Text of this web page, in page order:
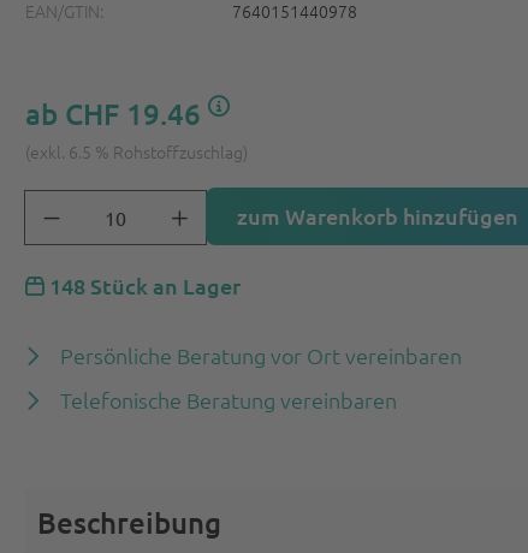
EAN/GTIN:
7640151440978
ab CHF 19.46
(exkl. 6.5 % Rohstoffzuschlag)
zum Warenkorb hinzufügen
148 Stück an Lager
Persönliche Beratung vor Ort vereinbaren
Telefonische Beratung vereinbaren
Beschreibung